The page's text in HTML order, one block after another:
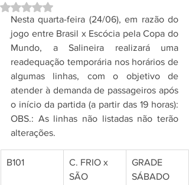
Avaliado com NaN de 5 estrelas.
Nesta quarta-feira (24/06), em razão do
jogo entre Brasil x Escócia pela Copa do
Mundo, a Salineira realizará uma
readequação temporária nos horários de
algumas linhas, com o objetivo de
atender à demanda de passageiros após
o início da partida (a partir das 19 horas):
OBS.: As linhas não listadas não terão
alterações.
B101
C. FRIO x
SÃO
GRADE
SÁBADO